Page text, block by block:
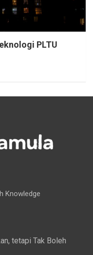
PLTU
Knowledge
tetapi Tak Boleh